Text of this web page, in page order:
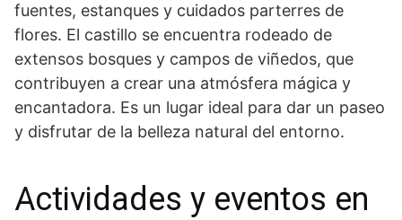
fuentes, estanques y cuidados parterres⁤ de
flores. El castillo se encuentra rodeado de
extensos bosques y campos de viñedos, que
contribuyen a crear ‌una atmósfera mágica⁤ y
encantadora.​ Es un lugar ideal para dar un paseo
y disfrutar de la belleza ⁤natural del entorno.
Actividades y eventos en